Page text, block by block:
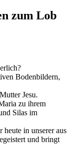
zum Lob
Bodenbildern,
Jesu.
zu ihrem
Silas im
in unserer aus
und bringt